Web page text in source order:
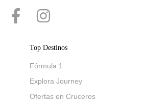
Top Destinos
Fórmula 1
Explora Journey
Ofertas en Cruceros